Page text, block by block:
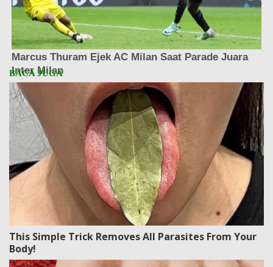
This Simple Trick Removes All Parasites From Your
Body!